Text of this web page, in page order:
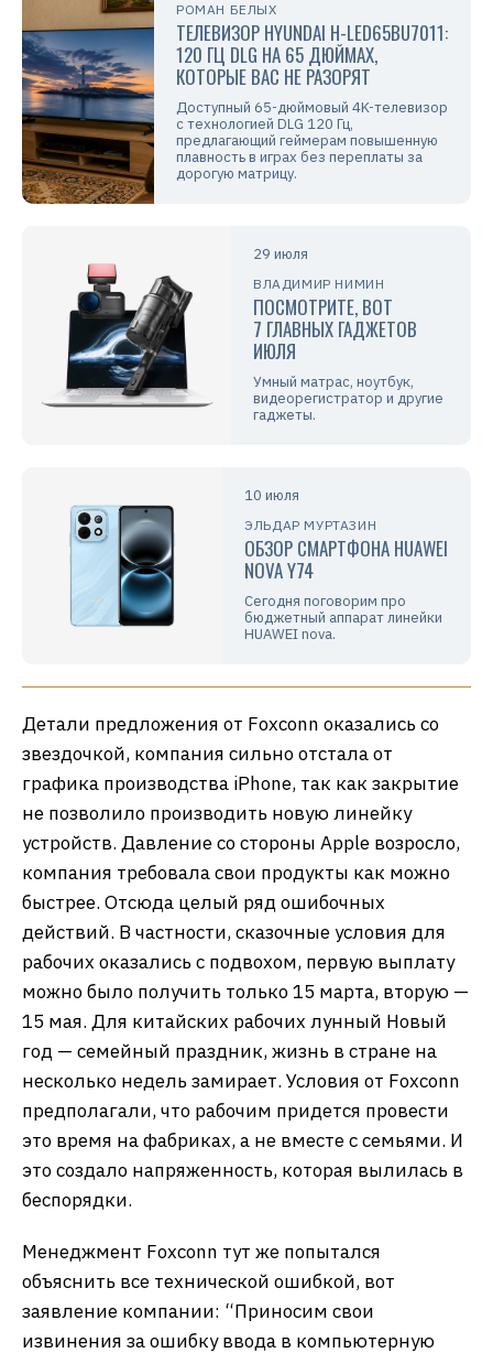
РОМАН БЕЛЫХ
ТЕЛЕВИЗОР HYUNDAI H-LED65BU7011:
120 ГЦ DLG НА 65 ДЮЙМАХ,
КОТОРЫЕ ВАС НЕ РАЗОРЯТ
Доступный 65-дюймовый 4K-телевизор
с технологией DLG 120 Гц,
предлагающий геймерам повышенную
плавность в играх без переплаты за
дорогую матрицу.
29 июля
ВЛАДИМИР НИМИН
ПОСМОТРИТЕ, ВОТ
7 ГЛАВНЫХ ГАДЖЕТОВ
ИЮЛЯ
Умный матрас, ноутбук,
видеорегистратор и другие
гаджеты.
10 июля
ЭЛЬДАР МУРТАЗИН
ОБЗОР СМАРТФОНА HUAWEI
NOVA Y74
Сегодня поговорим про
бюджетный аппарат линейки
HUAWEI nova.
Детали предложения от Foxconn оказались со
звездочкой, компания сильно отстала от
графика производства iPhone, так как закрытие
не позволило производить новую линейку
устройств. Давление со стороны Apple возросло,
компания требовала свои продукты как можно
быстрее. Отсюда целый ряд ошибочных
действий. В частности, сказочные условия для
рабочих оказались с подвохом, первую выплату
можно было получить только 15 марта, вторую —
15 мая. Для китайских рабочих лунный Новый
год — семейный праздник, жизнь в стране на
несколько недель замирает. Условия от Foxconn
предполагали, что рабочим придется провести
это время на фабриках, а не вместе с семьями. И
это создало напряженность, которая вылилась в
беспорядки.
Менеджмент Foxconn тут же попытался
объяснить все технической ошибкой, вот
заявление компании: “Приносим свои
извинения за ошибку ввода в компьютерную